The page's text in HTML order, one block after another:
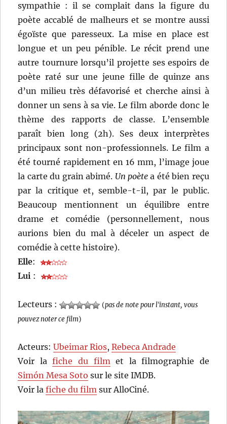
sympathie : il se complait dans la figure du
poète accablé de malheurs et se montre aussi
égoïste que paresseux. La mise en place est
longue et un peu pénible. Le récit prend une
autre tournure lorsqu’il projette ses espoirs de
poète raté sur une jeune fille de quinze ans
d’un milieu très défavorisé et cherche ainsi à
donner un sens à sa vie. Le film aborde donc le
thème des rapports de classe. L’ensemble
paraît bien long (2h). Ses deux interprètes
principaux sont non-professionnels. Le film a
été tourné rapidement en 16 mm, l’image joue
la carte du grain abimé. Un poètea été bien reçu
par la critique et, semble-t-il, par le public.
Beaucoup mentionnent un équilibre entre
drame et comédie (personnellement, nous
aurions bien du mal à déceler un aspect de
comédie à cette histoire).
Elle:
Lui :
Lecteurs : (pas de note pour l'instant, vous
pouvez noter ce film)
Acteurs:Ubeimar Rios,Rebeca Andrade
Voir lafiche du filmet la filmographie de
Simón Mesa Soto sur le site IMDB.
Voir lafiche du film sur AlloCiné.